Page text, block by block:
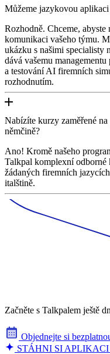
Můžeme jazykovou aplikaci
Rozhodně. Chceme,
komunikaci vašeho týmu.
ukázku s našimi specialisty
dává vašemu
a testování AI firemních
rozhodnutím.
Nabízíte kurzy zaměřené
němčině?
Ano! Kromě našeho
Talkpal komplexní odborné
žádaných firemních
italštině.
Začněte s Talkpalem ještě
Objednejte si
STÁHNI SI